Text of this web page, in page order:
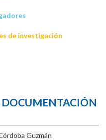
de investigación
Guzmán